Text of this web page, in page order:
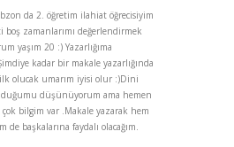
da 2. öğretim ilahiat öğrecisiyim
zamanlarımı değerlendirmek
yaşım 20 :) Yazarlığıma
kadar bir makale yazarlığında
ilk olucak umarım iyisi olur :)Dini
düşünüyorum ama hemen
bilgim var .Makale yazarak hem
de başkalarına faydalı olacağım.